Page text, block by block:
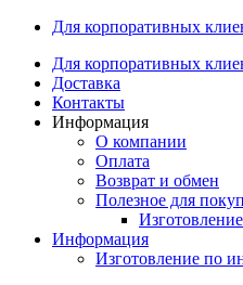
Для корпоративных
Для корпоративных
Доставка
Контакты
Информация
О компании
Оплата
Возврат и обмен
Полезное для
Информация
Изготовление по